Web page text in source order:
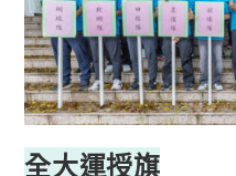
全大運授旗